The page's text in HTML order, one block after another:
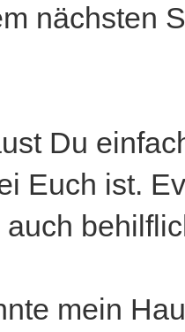
nächsten
Du
Euch ist.
mein